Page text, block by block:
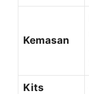
Kemasan
Kits